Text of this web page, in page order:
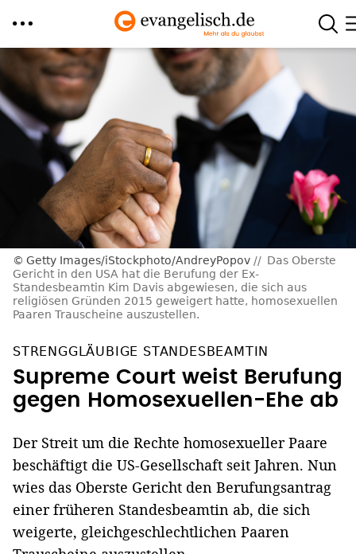
Direkt
zum
Inhalt
Getty Images/iStockphoto/AndreyPopov
Das Oberste
Gericht in den USA hat die Berufung der Ex-
Standesbeamtin Kim Davis abgewiesen, die sich aus
religiösen Gründen 2015 geweigert hatte, homosexuellen
Paaren Trauscheine auszustellen.
STRENGGLÄUBIGE STANDESBEAMTIN
Supreme Court weist Berufung
gegen Homosexuellen-Ehe ab
Der Streit um die Rechte homosexueller Paare
beschäftigt die US-Gesellschaft seit Jahren. Nun
wies das Oberste Gericht den Berufungsantrag
einer früheren Standesbeamtin ab, die sich
weigerte, gleichgeschlechtlichen Paaren